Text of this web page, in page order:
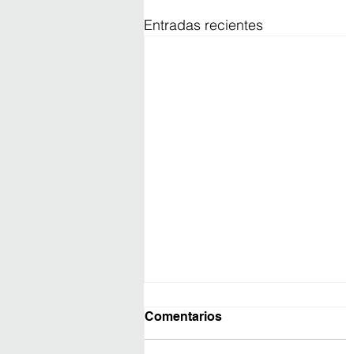
Entradas recientes
Comentarios